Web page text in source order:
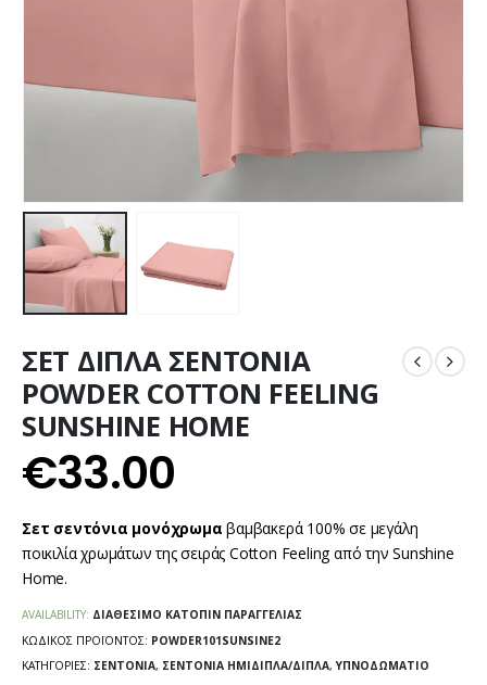
ΣΕΤ ΔΙΠΛΑ ΣΕΝΤΟΝΙΑ
POWDER COTTON FEELING
SUNSHINE HOME
€33.00
Σετ σεντόνια μονόχρωμαβαμβακερά 100% σε μεγάλη
ποικιλία χρωμάτων της σειράς Cotton Feeling από την Sunshine
Home.
AVAILABILITY: ΔΙΑΘΈΣΙΜΟ ΚΑΤΌΠΙΝ ΠΑΡΑΓΓΕΛΊΑΣ
ΚΩΔΙΚΌΣ ΠΡΟΪΌΝΤΟΣ: POWDER101SUNSINE2
ΚΑΤΗΓΟΡΊΕΣ: ΣΕΝΤΌΝΙΑ, ΣΕΝΤΌΝΙΑ ΗΜΊΔΙΠΛΑ/ΔΙΠΛΆ,ΥΠΝΟΔΩΜΆΤΙΟ